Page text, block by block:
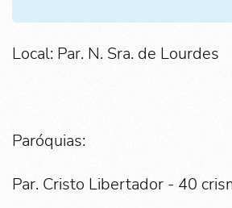
Local: Par. N. Sra. de Lourdes
Paróquias:
Par. Cristo Libertador - 40